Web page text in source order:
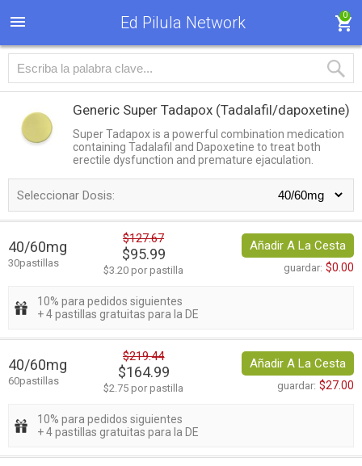
Ed Pilula Network 0
Generic Super Tadapox (Tadalafil/dapoxetine)
Super Tadapox is a powerful combination medication
containing Tadalafil and Dapoxetine to treat both
erectile dysfunction and premature ejaculation.
Seleccionar Dosis:
40/60mg
30pastillas
$127.67
$95.99
$3.20 por pastilla
Añadir A La Cesta
guardar: $0.00
10% para pedidos siguientes
+ 4 pastillas gratuitas para la DE
40/60mg
60pastillas
$219.44
$164.99
$2.75 por pastilla
Añadir A La Cesta
guardar: $27.00
10% para pedidos siguientes
+ 4 pastillas gratuitas para la DE